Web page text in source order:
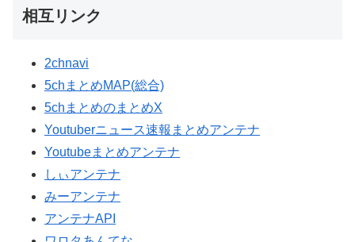
相互リンク
2chnavi
5chまとめMAP(総合)
5chまとめのまとめX
Youtuberニュース速報まとめアンテナ
Youtubeまとめアンテナ
しぃアンテナ
みーアンテナ
アンテナAPI